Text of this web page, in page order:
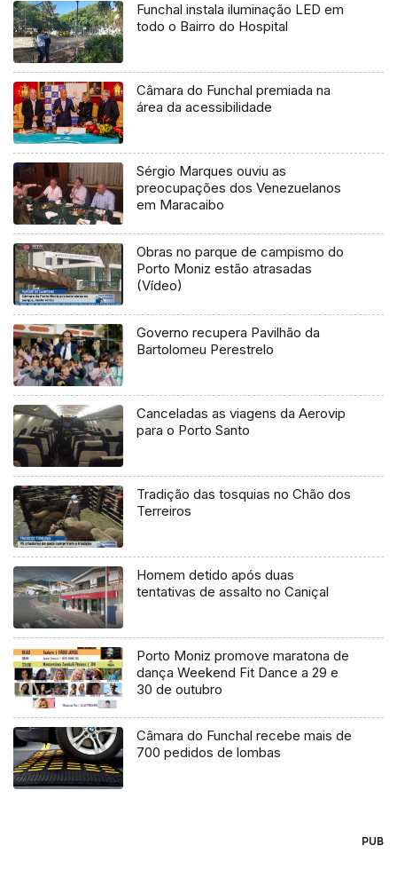
Funchal instala iluminação LED em
todo o Bairro do Hospital
Câmara do Funchal premiada na
área da acessibilidade
Sérgio Marques ouviu as
preocupações dos Venezuelanos
em Maracaibo
Obras no parque de campismo do
Porto Moniz estão atrasadas
(Vídeo)
Governo recupera Pavilhão da
Bartolomeu Perestrelo
Canceladas as viagens da Aerovip
para o Porto Santo
Tradição das tosquias no Chão dos
Terreiros
Homem detido após duas
tentativas de assalto no Caniçal
Porto Moniz promove maratona de
dança Weekend Fit Dance a 29 e
30 de outubro
Câmara do Funchal recebe mais de
700 pedidos de lombas
PUB